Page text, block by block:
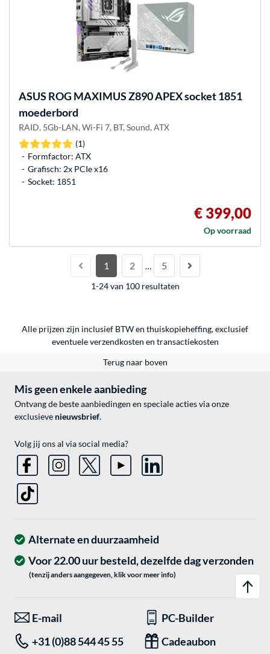
ASUS ROG MAXIMUS Z890 APEX socket 1851
moederbord
RAID, 5Gb-LAN, Wi-Fi 7, BT, Sound, ATX
(1)
Formfactor: ATX
Grafisch: 2x PCIe x16
Socket: 1851
€ 399,00
Op voorraad
1 2 … 5
1-24 van 100 resultaten
Alle prijzen zijn inclusief BTW en thuiskopieheffing, exclusief
eventueleverzendkosten en transactiekosten
Terug naar boven
Mis geen enkele aanbieding
Ontvang de beste aanbiedingen en speciale acties via onze
exclusieve nieuwsbrief.
Volg jij ons al via social media?
Alternate en duurzaamheid
Voor 22.00 uur besteld, dezelfde dag verzonden
(tenzij anders aangegeven, klik voor meer info)
E-mail
PC-Builder
+31 (0)88 544 45 55
Cadeaubon